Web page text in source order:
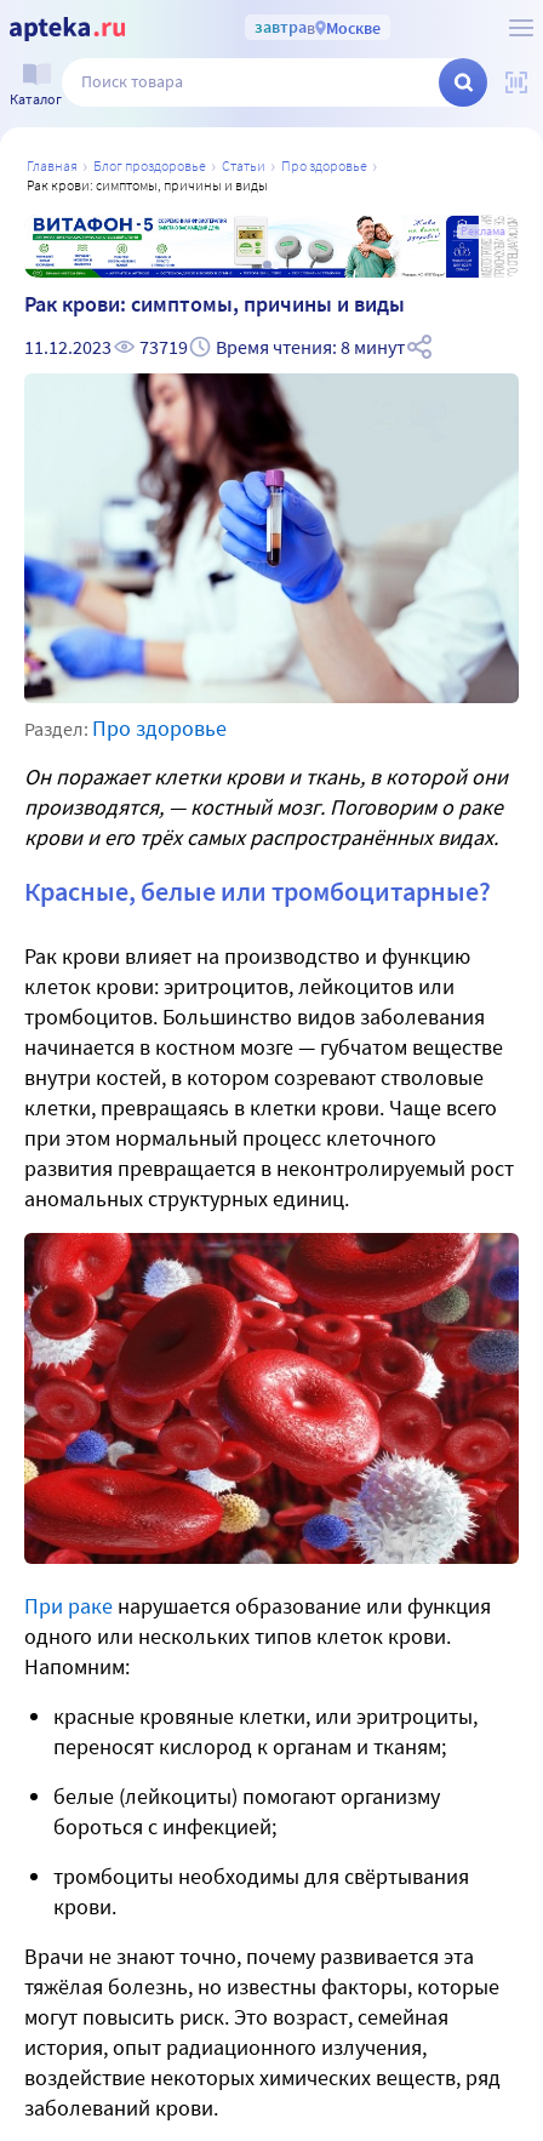
завтрав Москве
Каталог
главная блог проздоровье статьи
про здоровье
рак крови: симптомы, причины и виды
Реклама
Рак крови: симптомы, причины и виды
11.12.2023 73719 Время чтения: 8 минут
Раздел: Про здоровье
Он поражает клетки крови и ткань, в которой они
производятся, — костный мозг. Поговорим о раке
крови и его трёх самых распространённых видах.
Красные, белые или тромбоцитарные?
Рак крови влияет на производство и функцию
клеток крови: эритроцитов, лейкоцитов или
тромбоцитов. Большинство видов заболевания
начинается в костном мозге — губчатом веществе
внутри костей, в котором созревают стволовые
клетки, превращаясь в клетки крови. Чаще всего
при этом нормальный процесс клеточного
развития превращается в неконтролируемый рост
аномальных структурных единиц.
При раке нарушается образование или функция
одного или нескольких типов клеток крови.
Напомним:
красные кровяные клетки, или эритроциты,
переносят кислород к органам и тканям;
белые (лейкоциты) помогают организму
бороться с инфекцией;
тромбоциты необходимы для свёртывания
крови.
Врачи не знают точно, почему развивается эта
тяжёлая болезнь, но известны факторы, которые
могут повысить риск. Это возраст, семейная
история, опыт радиационного излучения,
воздействие некоторых химических веществ, ряд
заболеваний крови.